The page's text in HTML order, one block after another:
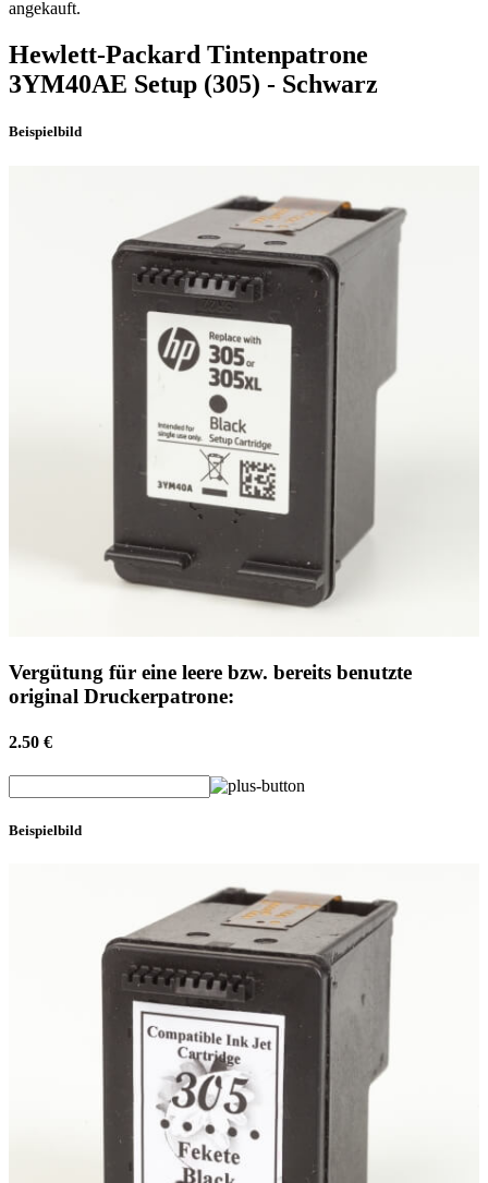
Hewlett-Packard Tintenpatrone
3YM40AE Setup (305) - Schwarz
Beispielbild
Vergütung für eine leere bzw. bereits benutzte
original Druckerpatrone:
2.50 €
Beispielbild